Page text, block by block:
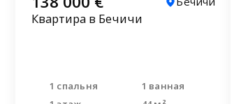
Квартира в Бечичи
1 спальня
1 ванная